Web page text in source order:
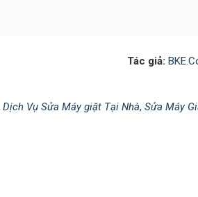
Tác giả:
Dịch Vụ Sửa Máy giặt Tại Nhà, Sửa Máy